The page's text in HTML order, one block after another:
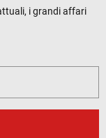
i grandi affari